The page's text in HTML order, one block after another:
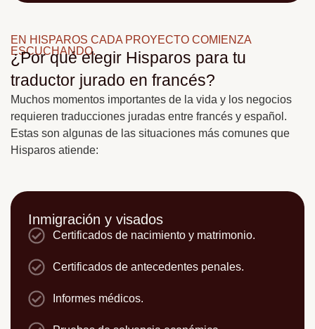
EN HISPAROS CADA PROYECTO COMIENZA
ESCUCHANDO.
¿Por qué elegir Hisparos para tu
traductor jurado en francés?
Muchos momentos importantes de la vida y los negocios
requieren traducciones juradas entre francés y español.
Estas son algunas de las situaciones más comunes que
Hisparos atiende:
Inmigración y visados
Certificados de nacimiento y matrimonio.
Certificados de antecedentes penales.
Informes médicos.